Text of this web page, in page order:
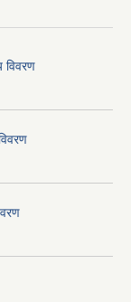
विवरण